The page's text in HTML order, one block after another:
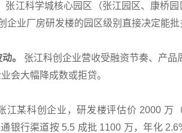
张江科学城核心园区（张江园区、康桥
企业厂房研发楼的园区级别直接决定能批
。
张江科创企业营收受融资节奏、产
会大幅降成数或拒贷。
江某科创企业，研发楼评估价 2000 万
银行渠道按 5.5 成批 1100 万，年化